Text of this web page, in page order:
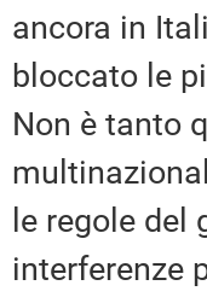
ancora in
bloccato le
Non è tanto
le regole
interferenze